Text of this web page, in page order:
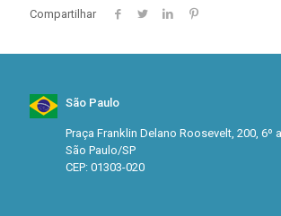
Compartilhar
São Paulo
Praça Franklin Delano Roosevelt, 200, 6º
São Paulo/SP
CEP: 01303-020